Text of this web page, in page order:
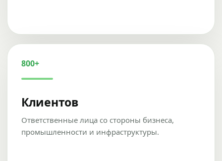
800+
Клиентов
Ответственные лица со стороны бизнеса,
промышленности и инфраструктуры.